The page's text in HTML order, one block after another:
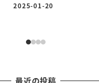
投稿日
2025-01-20
最近の投稿